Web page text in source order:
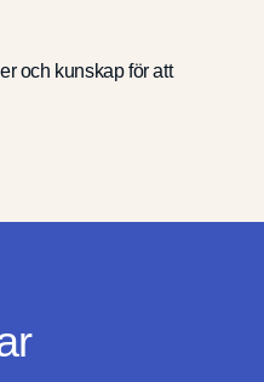
och kunskap för att